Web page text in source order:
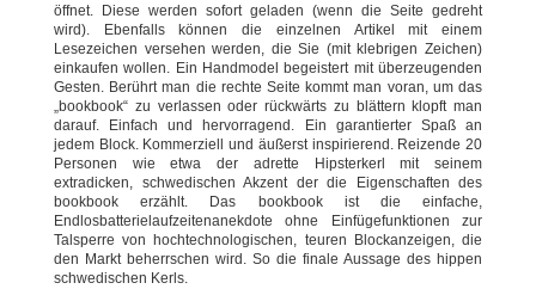
öffnet. Diese werden sofort geladen (wenn die Seite gedreht
wird). Ebenfalls können die einzelnen Artikel mit einem
Lesezeichen versehen werden, die Sie (mit klebrigen Zeichen)
einkaufen wollen. Ein Handmodel begeistert mit überzeugenden
Gesten. Berührt man die rechte Seite kommt man voran, um das
„bookbook“ zu verlassen oder rückwärts zu blättern klopft man
darauf. Einfach und hervorragend. Ein garantierter Spaß an
jedem Block. Kommerziell und äußerst inspirierend. Reizende 20
Personen wie etwa der adrette Hipsterkerl mit seinem
extradicken, schwedischen Akzent der die Eigenschaften des
bookbook erzählt. Das bookbook ist die einfache,
Endlosbatterielaufzeitenanekdote ohne Einfügefunktionen zur
Talsperre von hochtechnologischen, teuren Blockanzeigen, die
den Markt beherrschen wird. So die finale Aussage des hippen
schwedischen Kerls.